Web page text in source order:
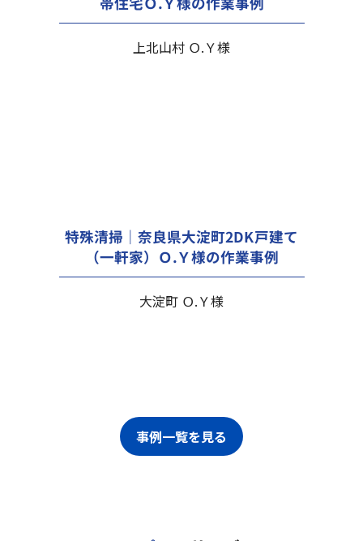
上北山村 Ｏ.Ｙ様
特殊清掃｜奈良県大淀町2DK戸建て
（一軒家）Ｏ.Ｙ様の作業事例
大淀町 Ｏ.Ｙ様
事例一覧を見る